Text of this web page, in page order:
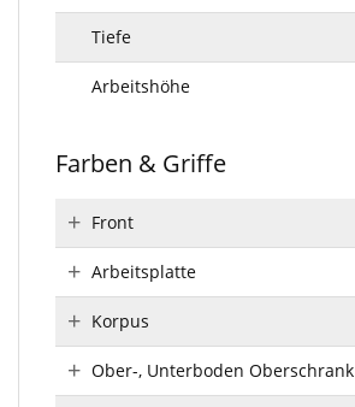
Tiefe
Arbeitshöhe
Farben & Griffe
Front
Arbeitsplatte
Korpus
Ober-, Unterboden Oberschrank